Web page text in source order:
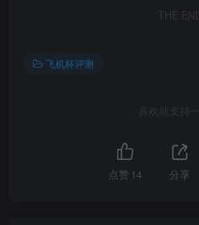
THE
飞机杯评测
喜欢就支持
点赞 14 分享